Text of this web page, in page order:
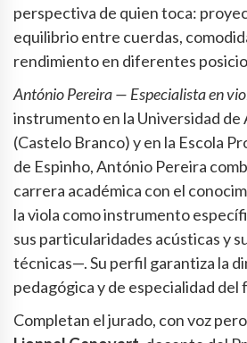
perspectiva de quien toca:
equilibrio entre cuerdas,
rendimiento en diferentes
António Pereira — Especialista en
instrumento en la Universidad de
(Castelo Branco) y en la Escola
de Espinho, António Pereira
carrera académica con el
la viola como instrumento
sus particularidades acústicas y
técnicas—. Su perfil garantiza la
pedagógica y de especialidad del
Completan el jurado, con voz